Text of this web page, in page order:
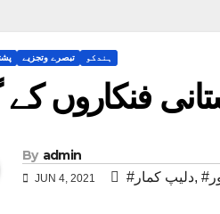
تبصرے وتجزیے ہندکو
فنکاروں کے
By admin
JUN 4, 2021 #دلیپ کمار,